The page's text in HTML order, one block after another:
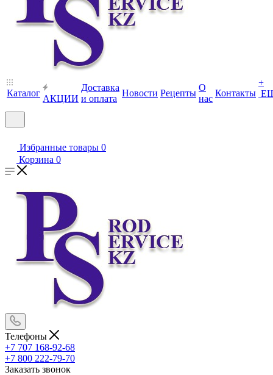
Каталог
АКЦИИ
Доставка
и оплата
Новости Рецепты
О
нас
Контакты
+
Избранные товары 0
Корзина 0
Телефоны
+7 707 168-92-68
+7 800 222-79-70
Заказать звонок